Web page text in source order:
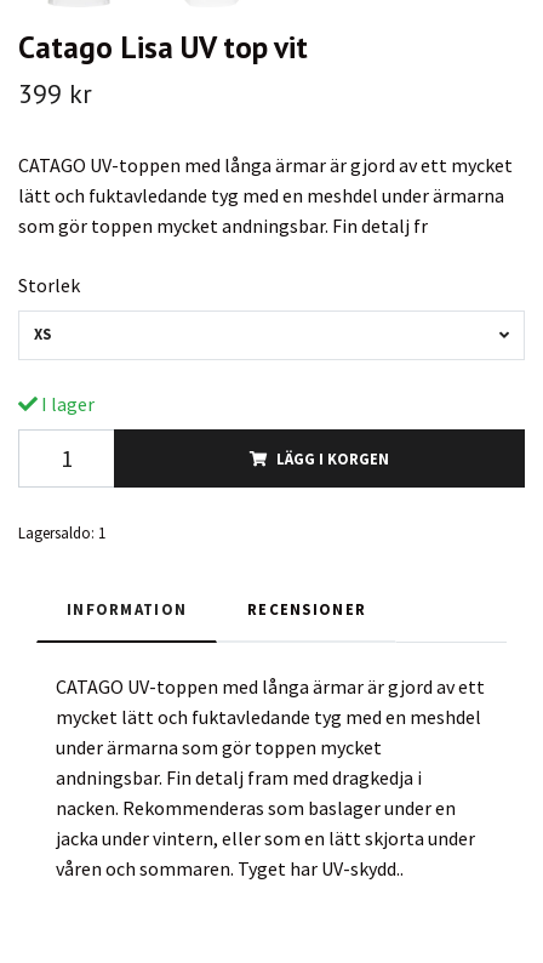
Catago Lisa UV top vit
399 kr
CATAGO UV-toppen med långa ärmar är gjord av ett mycket
lätt och fuktavledande tyg med en meshdel under ärmarna
som gör toppen mycket andningsbar. Fin detalj fr
Storlek
XS
I lager
LÄGG I KORGEN
Lagersaldo: 1
INFORMATION RECENSIONER
CATAGO UV-toppen med långa ärmar är gjord av ett
mycket lätt och fuktavledande tyg med en meshdel
under ärmarna som gör toppen mycket
andningsbar. Fin detalj fram med dragkedja i
nacken. Rekommenderas som baslager under en
jacka under vintern, eller som en lätt skjorta under
våren och sommaren. Tyget har UV-skydd..